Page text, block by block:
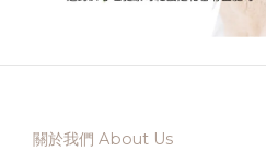
關於我們 About Us